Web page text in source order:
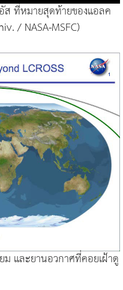
ที่หมายสุดท้ายของแอลค
/ NASA-MSFC)
และยานอวกาศที่คอยเฝ้าดู